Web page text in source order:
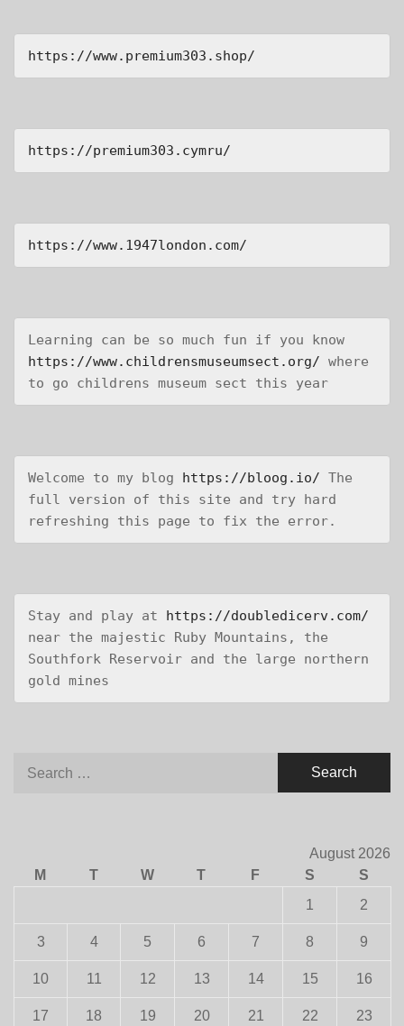
https://www.premium303.shop/
https://premium303.cymru/
https://www.1947london.com/
https://www.childrensmuseumsect.org/ where
to go childrens museum sect this year
Welcome to my blog https://bloog.io/ The
full version of this site and try hard
refreshing this page to fix the error.
Stay and play at https://doubledicerv.com/
near the majestic Ruby Mountains, the
Southfork Reservoir and the large northern
gold mines
August 2026
M
T W T F S
S
1
2
3 4 5 6 7 8 9
10 11 12 13 14 15 16
17 18 19 20 21 22 23